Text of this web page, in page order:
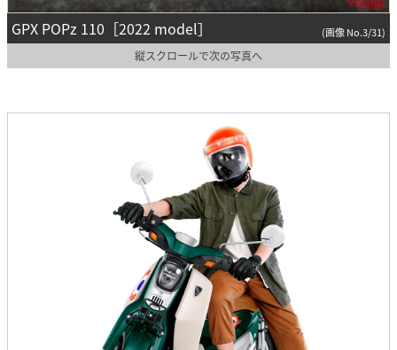
GPX POPz 110［2022 model］ (画像 No.3/31)
縦スクロールで次の写真へ